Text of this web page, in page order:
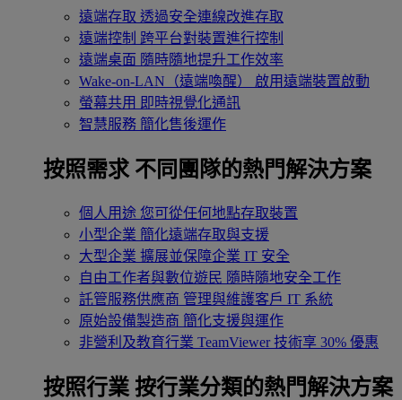
遠端存取 透過安全連線改進存取
遠端控制 跨平台對裝置進行控制
遠端桌面 隨時隨地提升工作效率
Wake-on-LAN（遠端喚醒）
啟用遠端裝置啟動
螢幕共用 即時視覺化通訊
智慧服務 簡化售後運作
按照需求 不同團隊的熱門解決方案
個人用途 您可從任何地點存取裝置
小型企業 簡化遠端存取與支援
大型企業 擴展並保障企業 IT 安全
自由工作者與數位遊民 隨時隨地安全工作
託管服務供應商 管理與維護客戶 IT 系統
原始設備製造商 簡化支援與運作
非營利及教育行業 TeamViewer 技術享 30% 優惠
按照行業 按行業分類的熱門解決方案